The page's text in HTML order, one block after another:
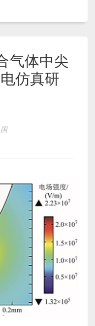
气体中尖
仿真研